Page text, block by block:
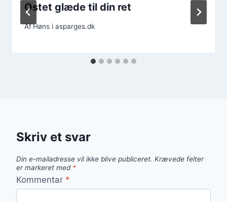
Ostet glæde til din ret
AfHøns i asparges.dk
Skriv et svar
Din e-mailadresse vil ikke blive publiceret. Krævede felter
er markeret med *
Kommentar *